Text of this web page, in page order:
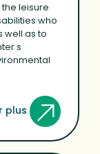
leisure
who
well as to
s
plus